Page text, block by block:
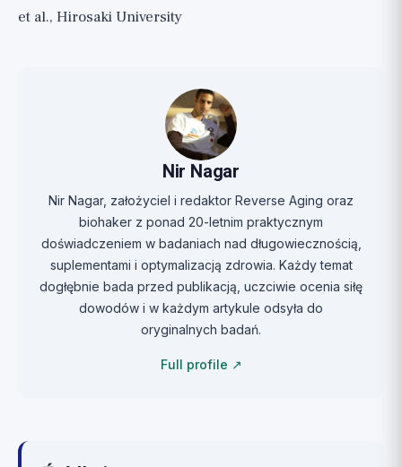
et al., Hirosaki University
Nir Nagar
Nir Nagar, założyciel i redaktor Reverse Aging oraz
biohaker z ponad 20-letnim praktycznym
doświadczeniem w badaniach nad długowiecznością,
suplementami i optymalizacją zdrowia. Każdy temat
dogłębnie bada przed publikacją, uczciwie ocenia siłę
dowodów i w każdym artykule odsyła do
oryginalnych badań.
Full profile ↗